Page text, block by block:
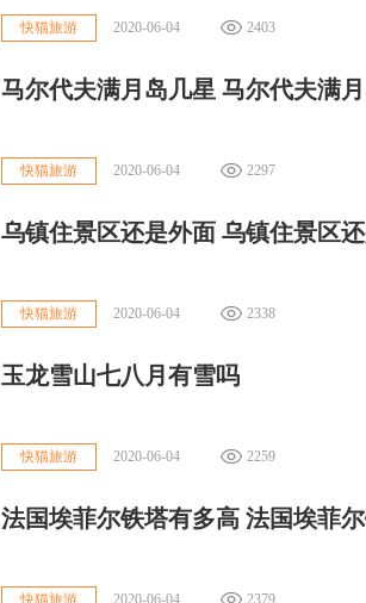
快猫旅游 2020-06-04 2403
马尔代夫满月岛几星 马尔代夫满
快猫旅游 2020-06-04 2297
乌镇住景区还是外面 乌镇住景区
快猫旅游 2020-06-04 2338
玉龙雪山七八月有雪吗
快猫旅游 2020-06-04 2259
法国埃菲尔铁塔有多高 法国埃菲
快猫旅游 2020-06-04 2379